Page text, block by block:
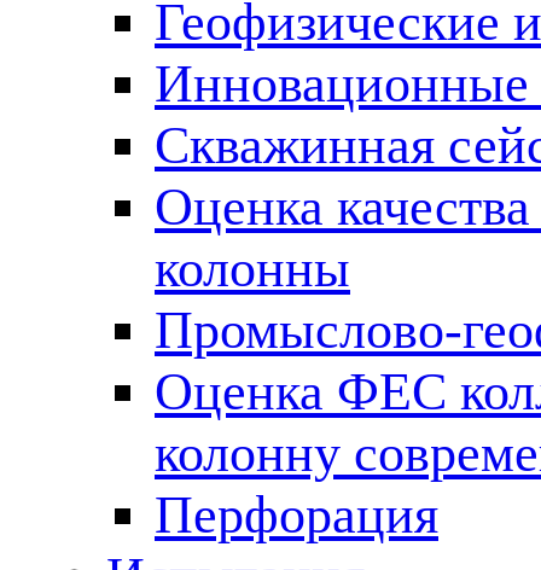
Геофизические
Инновационные
Скважинная
Оценка
колонны
Промыслово-
Оценка ФЕС
колонну
Перфорация